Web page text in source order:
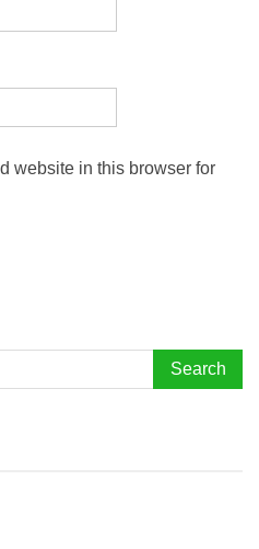
website in this browser for